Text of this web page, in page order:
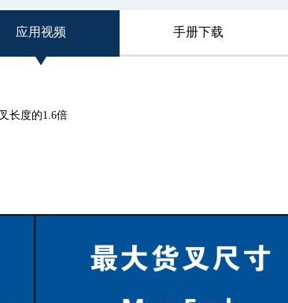
应用视频 手册下载
长度的1.6倍